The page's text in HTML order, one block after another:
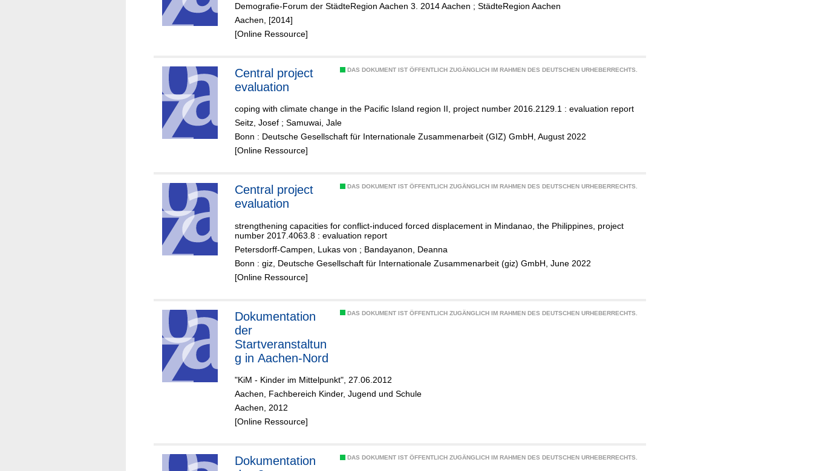
Demografie-Forum der StädteRegion Aachen 3. 2014 Aachen ; StädteRegion Aachen
Aachen, [2014]
[Online Ressource]
DAS DOKUMENT IST ÖFFENTLICH ZUGÄNGLICH IM RAHMEN DES DEUTSCHEN URHEBERRECHTS.
Central project
evaluation
coping with climate change in the Pacific Island region II, project number 2016.2129.1 : evaluation report
Seitz, Josef ; Samuwai, Jale
Bonn : Deutsche Gesellschaft für Internationale Zusammenarbeit (GIZ) GmbH, August 2022
[Online Ressource]
DAS DOKUMENT IST ÖFFENTLICH ZUGÄNGLICH IM RAHMEN DES DEUTSCHEN URHEBERRECHTS.
Central project
evaluation
strengthening capacities for conflict-induced forced displacement in Mindanao, the Philippines, project
number 2017.4063.8 : evaluation report
Petersdorff-Campen, Lukas von ; Bandayanon, Deanna
Bonn : giz, Deutsche Gesellschaft für Internationale Zusammenarbeit (giz) GmbH, June 2022
[Online Ressource]
DAS DOKUMENT IST ÖFFENTLICH ZUGÄNGLICH IM RAHMEN DES DEUTSCHEN URHEBERRECHTS.
Dokumentation
der
Startveranstaltun
g in Aachen-Nord
"KiM - Kinder im Mittelpunkt", 27.06.2012
Aachen, Fachbereich Kinder, Jugend und Schule
Aachen, 2012
[Online Ressource]
DAS DOKUMENT IST ÖFFENTLICH ZUGÄNGLICH IM RAHMEN DES DEUTSCHEN URHEBERRECHTS.
Dokumentation